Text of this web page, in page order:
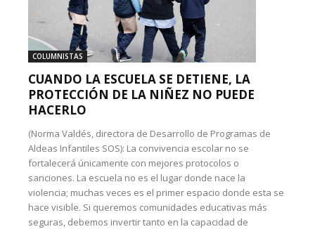
COLUMNISTAS
CUANDO LA ESCUELA SE DETIENE, LA
PROTECCIÓN DE LA NIÑEZ NO PUEDE
HACERLO
(Norma Valdés, directora de Desarrollo de Programas de
Aldeas Infantiles SOS): La convivencia escolar no se
fortalecerá únicamente con mejores protocolos o
sanciones. La escuela no es el lugar donde nace la
violencia; muchas veces es el primer espacio donde esta se
hace visible. Si queremos comunidades educativas más
seguras, debemos invertir tanto en la capacidad de